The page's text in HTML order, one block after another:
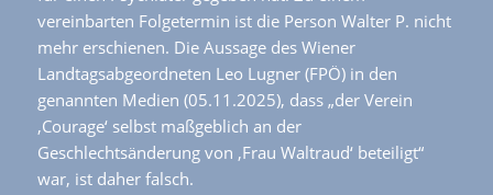
vereinbarten Folgetermin ist die Person Walter P. nicht
mehr erschienen. Die Aussage des Wiener
Landtagsabgeordneten Leo Lugner (FPÖ) in den
genannten Medien (05.11.2025), dass „der Verein
‚Courage‘ selbst maßgeblich an der
Geschlechtsänderung von ‚Frau Waltraud‘ beteiligt“
war, ist daher falsch.